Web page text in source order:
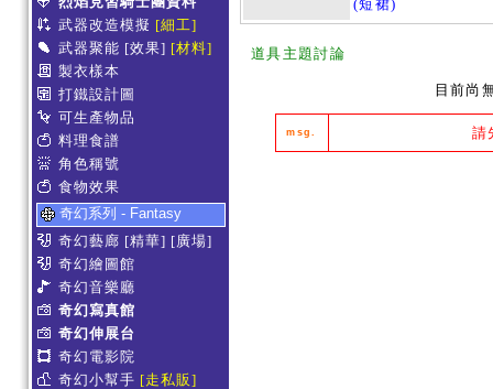
武器改造模擬 [細工]
武器聚能 [效果] [材料]
製衣樣本
打鐵設計圖
可生產物品
料理食譜
角色稱號
食物效果
奇幻系列 - Fantasy
奇幻藝廊 [精華] [廣場]
奇幻繪圖館
奇幻音樂廳
奇幻寫真館
奇幻伸展台
奇幻電影院
奇幻小幫手 [走私販]
(短裙)
道具主題討論
目前尚
msg. 請